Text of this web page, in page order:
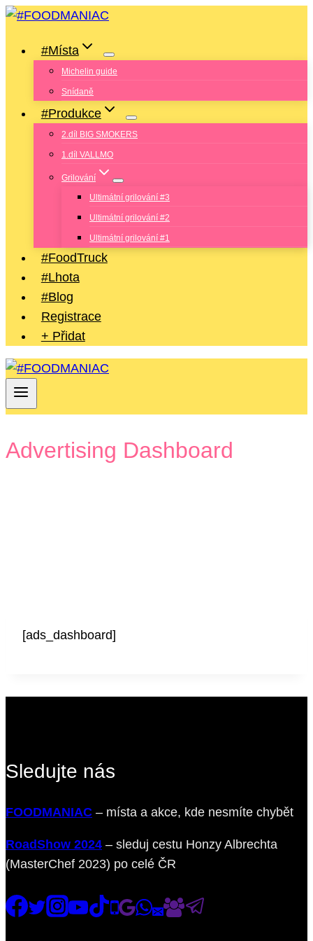
Přeskočit
obsah
#Místa
Michelin guide
Snídaně
#Produkce
2.díl BIG SMOKERS
1.díl VALLMO
Grilování
Ultimátní grilování #3
Ultimátní grilování #2
Ultimátní grilování #1
#FoodTruck
#Lhota
#Blog
Registrace
+ Přidat
Advertising Dashboard
[ads_dashboard]
Sledujte nás
FOODMANIAC – místa a akce, kde nesmíte chybět
RoadShow 2024 – sleduj cestu Honzy Albrechta
(MasterChef 2023) po celé ČR